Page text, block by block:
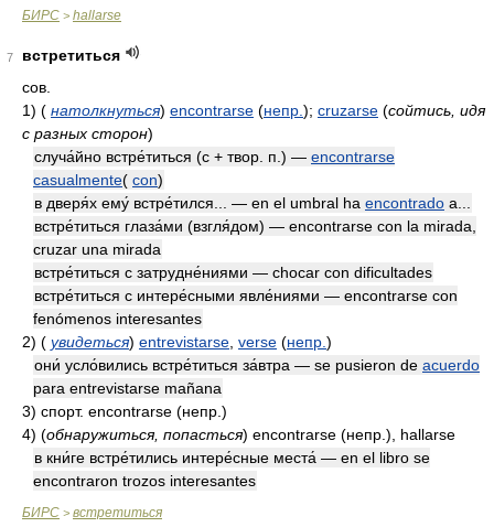
БИРС > hallarse
7
встретиться
сов.
1) ( натолкнуться) encontrarse (непр. ); cruzarse (сойтись, идя
с разных сторон)
случа́йно встре́титься (с + твор. п.) — encontrarse
casualmente( con)
в дверя́х ему́ встре́тился... — en el umbral ha encontrado a...
встре́титься глаза́ми (взгля́дом) — encontrarse con la mirada,
cruzar una mirada
встре́титься с затрудне́ниями — chocar con dificultades
встре́титься с интере́сными явле́ниями — encontrarse con
fenómenos interesantes
2) ( увидеться) entrevistarse verse (непр. )
они́ усло́вились встре́титься за́втра — se pusieron de acuerdo
para entrevistarse mañana
3) спорт. encontrarse (непр.)
4) (обнаружиться, попасться) encontrarse (непр.) , hallarse
в кни́ге встре́тились интере́сные места́ — en el libro se
encontraron trozos interesantes
БИРС > встретиться